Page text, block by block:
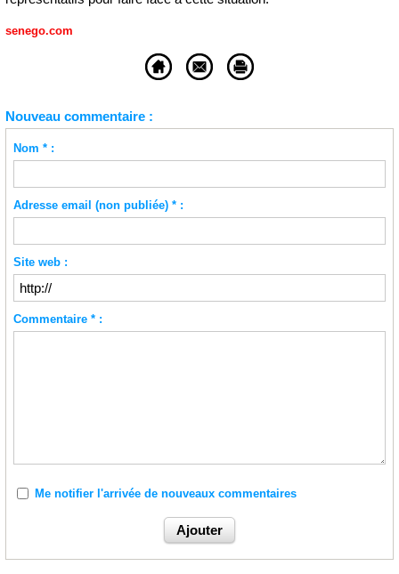
senego.com
Nouveau commentaire :
Nom * :
Adresse email (non publiée) * :
Site web :
Commentaire * :
Me notifier l'arrivée de nouveaux commentaires